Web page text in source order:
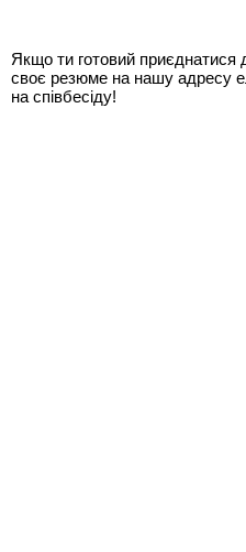
Якщо ти готовий
своє резюме на нашу адресу
на співбесіду!